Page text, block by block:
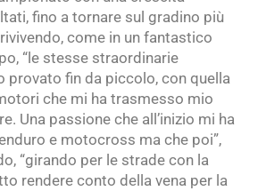
fino a tornare sul gradino più
come in un fantastico
“le stesse straordinarie
provato fin da piccolo, con quella
che mi ha trasmesso mio
Una passione che all’inizio mi ha
e motocross ma che poi”,
“girando per le strade con la
rendere conto della vena per la